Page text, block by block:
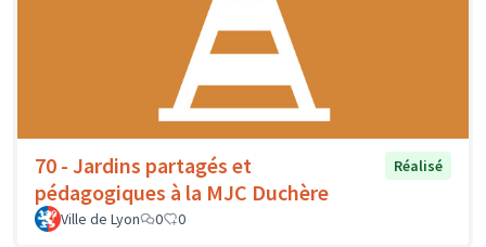
70 - Jardins partagés et
pédagogiques à la MJC Duchère
Réalisé
Ville de Lyon 0 0